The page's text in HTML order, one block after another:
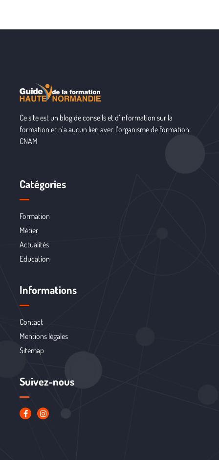
Ce site est un blog de conseils et d’information sur la
formation et n’a aucun lien avec l’organisme de formation
CNAM
Catégories
Formation
Métier
Actualités
Education
Informations
Contact
Mentions légales
Sitemap
Suivez-nous